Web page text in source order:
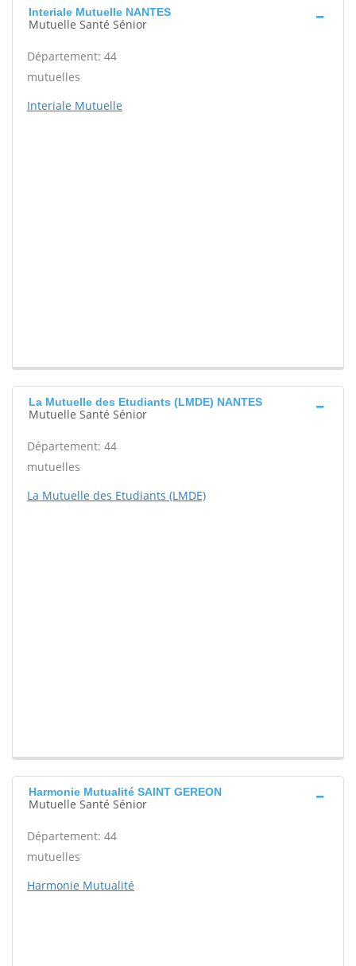
Interiale Mutuelle NANTES
Mutuelle Santé Sénior
Département: 44
mutuelles
Interiale Mutuelle
La Mutuelle des Etudiants (LMDE) NANTES
Mutuelle Santé Sénior
Département: 44
mutuelles
La Mutuelle des Etudiants (LMDE)
Harmonie Mutualité SAINT GEREON
Mutuelle Santé Sénior
Département: 44
mutuelles
Harmonie Mutualité